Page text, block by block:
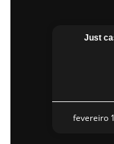
Just
fevereiro